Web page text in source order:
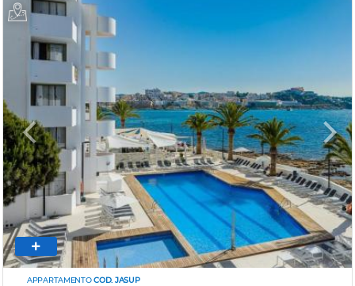
Previous Next
APPARTAMENTOCOD. JASUP